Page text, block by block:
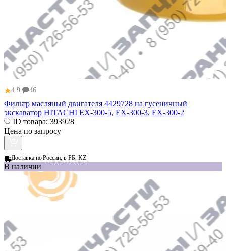
★4.9 46
Фильтр масляный двигателя 4429728 на гусеничный
экскаватор HITACHI EX-300-5, EX-300-3, EX-300-2
ID товара: 393928
Цена по запросу
Доставка поРоссии, в РБ, KZ
В наличии